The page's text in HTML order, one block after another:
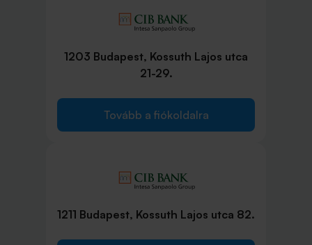
1203 Budapest, Kossuth Lajos utca
21-29.
Tovább a fiókoldalra
1211 Budapest, Kossuth Lajos utca 82.